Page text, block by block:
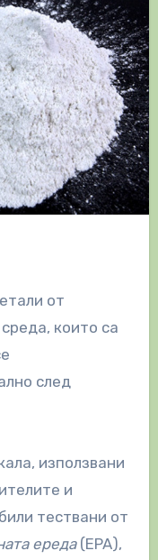
от
които са
след
използвани
и
тествани от
ереда(EPA),